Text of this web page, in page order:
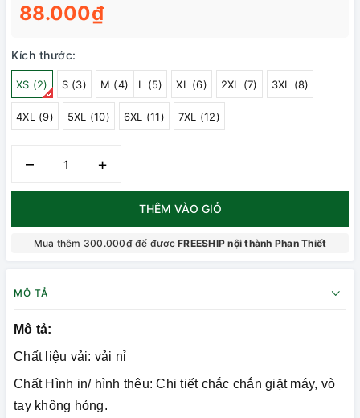
88.000₫
Kích thước:
XS (2) S (3) M (4) L (5) XL (6) 2XL (7) 3XL (8)
4XL (9) 5XL (10) 6XL (11) 7XL (12)
– +
THÊM VÀO GIỎ
Mua thêm 300.000₫ để đượcFREESHIP nội thành Phan Thiết
MÔ TẢ
Mô tả:
Chất liệu vải: vải nỉ
Chất Hình in/ hình thêu: Chi tiết chắc chắn giặt máy, vò
tay không hỏng.